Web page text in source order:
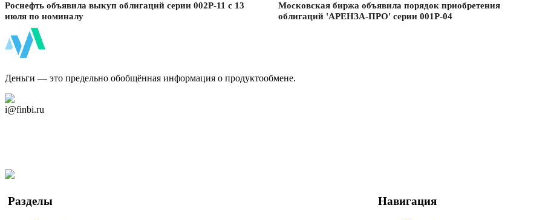
Роснефть объявила выкуп облигаций серии 002Р-11 с 13
июля по номиналу
Московская биржа объявила порядок приобретения
облигаций 'АРЕНЗА-ПРО' серии 001P-04
Деньги — это предельно обобщённая информация о продуктообмене.
i@finbi.ru
Разделы Навигация